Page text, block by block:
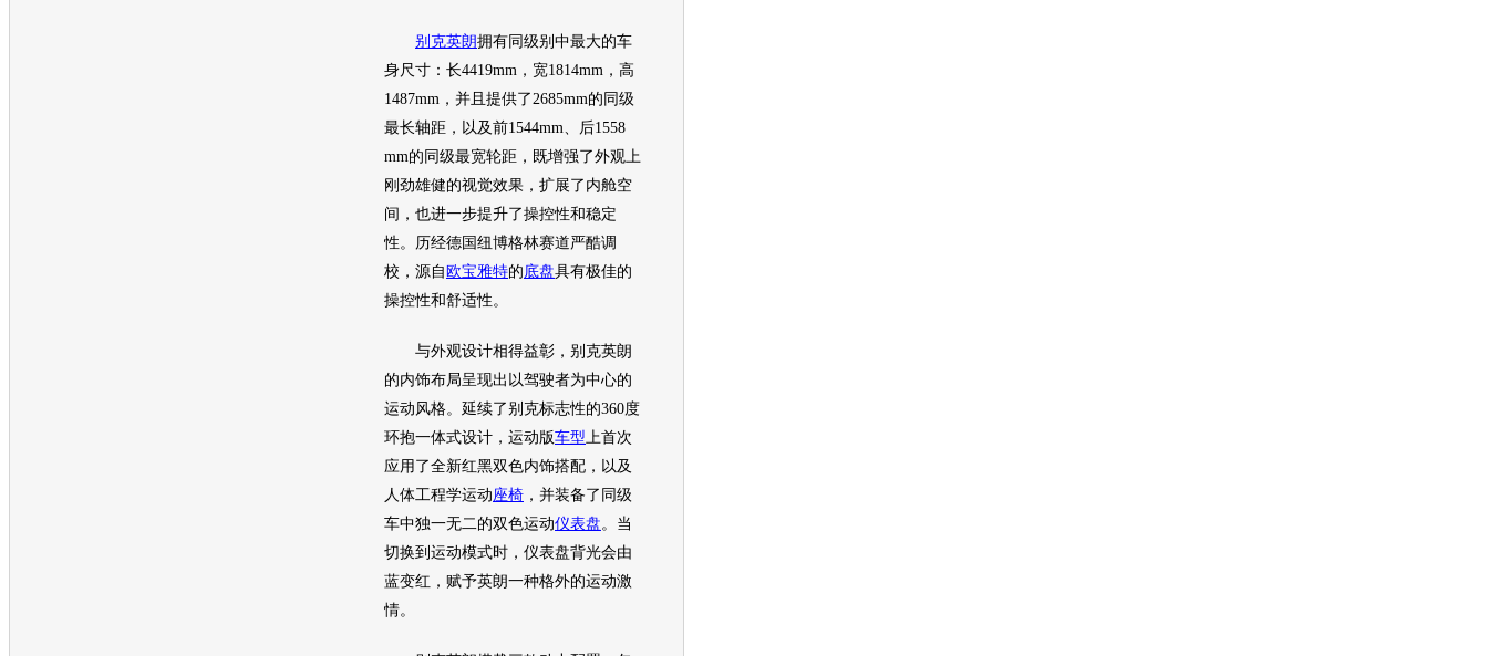
别克英朗拥有同级别中最大的车
身尺寸：长4419mm，宽1814mm，高
1487mm，并且提供了2685mm的同级
最长轴距，以及前1544mm、后1558
mm的同级最宽轮距，既增强了外观上
刚劲雄健的视觉效果，扩展了内舱空
间，也进一步提升了操控性和稳定
性。历经德国纽博格林赛道严酷调
校，源自 欧宝雅特的 底盘具有极佳的
操控性和舒适性。
与外观设计相得益彰， 别克英朗
的内饰布局呈现出以驾驶者为中心的
运动风格。延续了别克标志性的360度
环抱一体式设计，运动版车型 上首次
应用了全新红黑双色内饰搭配，以及
人体工程学运动座椅 ，并装备了同级
车中独一无二的双色运动仪表盘 。当
切换到运动模式时， 仪表盘背光会由
蓝变红，赋予英朗一种格外的运动激
情。